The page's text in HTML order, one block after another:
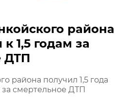
района
1,5 годам за
ДТП
района получил 1,5 года
смертельное ДТП